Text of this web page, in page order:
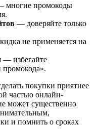
многие промокоды
— доверяйте только
не применяется на
— избегайте
покупки приятнее
частью онлайн-
может существенно
и помнить о сроках